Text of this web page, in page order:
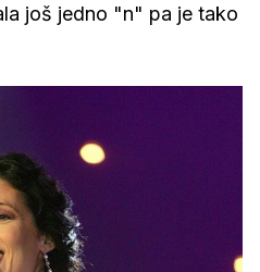
još jedno "n" pa je tako